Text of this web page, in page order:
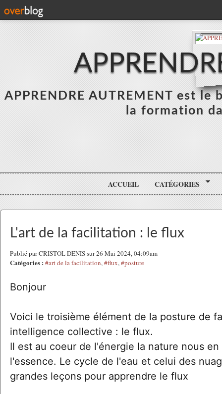
APPRENDRE AUTREMENT est
la formation
ACCUEIL CATÉGORIES
L'art de la facilitation : le flux
Publié par CRISTOL DENIS sur 26 Mai 2024, 04:09am
Catégories : #art de la facilitation,#flux,#posture
Bonjour
Voici le troisième élément de la posture de
intelligence collective : le flux.
Il est au coeur de l'énergie la nature nous
l'essence. Le cycle de l'eau et celui des
grandes leçons pour apprendre le flux